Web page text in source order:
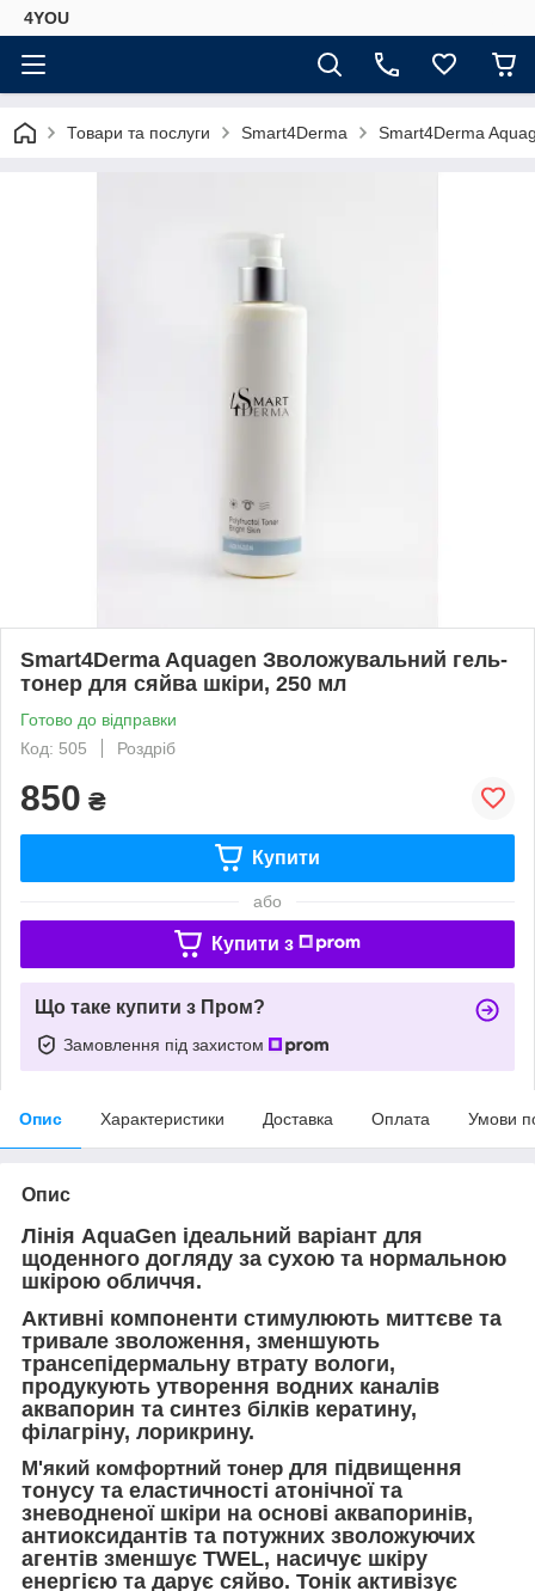
4YOU
Товари та послуги Smart4Derma Smart4Derma
Smart4Derma Aquagen Зволожувальний гель-
тонер для сяйва шкіри, 250 мл
Готово до відправки
Код: 505
Роздріб
850 ₴
Купити
або
Купити з
Що таке купити з Пром?
Замовлення під захистом
Опис Характеристики Доставка Оплата Умови
Опис
Лінія AquaGen ідеальний варіант для
щоденного догляду за сухою та нормальною
шкірою обличчя.
Активні компоненти стимулюють миттєве та
тривале зволоження, зменшують
трансепідермальну втрату вологи,
продукують утворення водних каналів
аквапорин та синтез білків кератину,
філагріну, лорикрину.
М'який комфортний тонер для підвищення
тонусу та еластичності атонічної та
зневодненої шкіри на основі аквапоринів,
антиоксидантів та потужних зволожуючих
агентів зменшує TWEL, насичує шкіру
енергією та дарує сяйво. Тонік активізує